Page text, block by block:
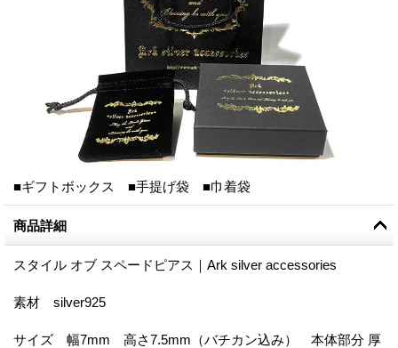
■ギフトボックス ■手提げ袋 ■巾着袋
商品詳細
スタイル オブ スペードピアス｜Ark silver accessories
素材 silver925
サイズ 幅7mm 高さ7.5mm（バチカン込み） 本体部分 厚